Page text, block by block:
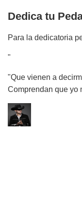
Dedica tu
Para la dedicatoria
"
"Que vienen a
Comprendan que yo